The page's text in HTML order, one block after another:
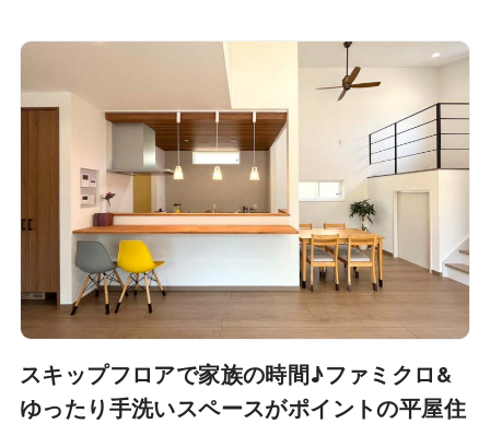
スキップフロアで家族の時間♪ファミクロ&
ゆったり手洗いスペースがポイントの平屋住